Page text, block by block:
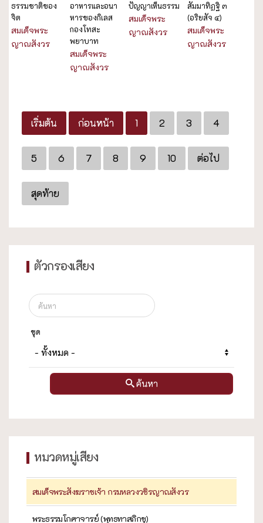
ธรรมชาติของ
จิต
สมเด็จพระ
ญาณสังวร
อาหารและอนา
หารของกิเลส
กองโทสะ
พยาบาท
สมเด็จพระ
ญาณสังวร
ปัญญาเห็นธรรม
สมเด็จพระ
ญาณสังวร
สัมมาทิฏฐิ ๓
(อริยสัจ ๔)
สมเด็จพระ
ญาณสังวร
เริ่มต้น ก่อนหน้า 1 2 3 4
5 6 7 8 9 10 ต่อไป
สุดท้าย
ตัวกรองเสียง
ชุด
ค้นหา
หมวดหมู่เสียง
สมเด็จพระสังฆราชเจ้า กรมหลวงวชิรญาณสังวร
พระธรรมโกศาจารย์ (พุทธทาสภิกขุ)